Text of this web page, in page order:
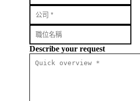
Describe your request